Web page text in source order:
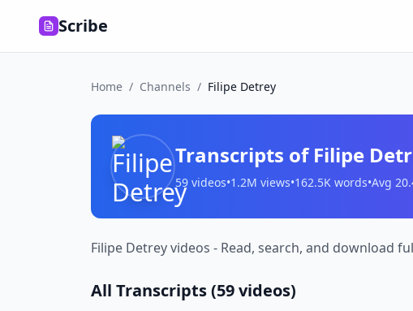
Scribe
Home / Channels / Filipe Detrey
Transcripts ofFilipe
59 videos•1.2M views•162.5K words•Avg
Filipe Detrey videos - Read, search, and download
All Transcripts (59videos)